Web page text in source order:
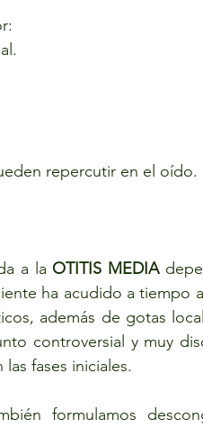
repercutir en el oído.
a la OTITIS MEDIA
ha acudido a tiempo
además de gotas
controversial y muy
fases iniciales.
formulamos